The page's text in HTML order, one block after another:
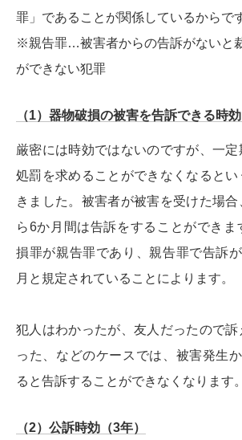
罪」であることが関係しているからで
※親告罪…被害者からの告訴がないと
ができない犯罪
（1）器物破損の被害を告訴できる時効
厳密には時効ではないのですが、一定
処罰を求めることができなくなると
きました。被害者が被害を受けた場
ら6か月間は告訴をすることができま
損罪が親告罪であり、親告罪で告訴
月と規定されていることによります。
犯人はわかったが、友人だったので
った、などのケースでは、被害発生
ると告訴することができなくなります。
（2）公訴時効（3年）